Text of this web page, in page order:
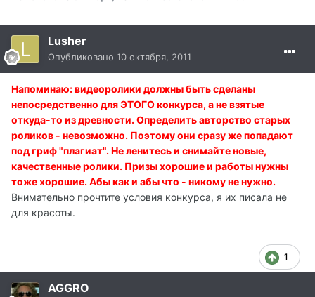
Lusher
Опубликовано 10 октября, 2011
Напоминаю: видеоролики должны быть сделаны
непосредственно для ЭТОГО конкурса, а не взятые
откуда-то из древности. Определить авторство старых
роликов - невозможно. Поэтому они сразу же попадают
под гриф "плагиат". Не ленитесь и снимайте новые,
качественные ролики. Призы хорошие и работы нужны
тоже хорошие. Абы как и абы что - никому не нужно.
Внимательно прочтите условия конкурса, я их писала не
для красоты.
1
AGGRO